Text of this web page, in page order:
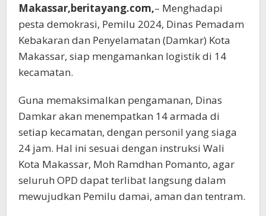
Makassar,beritayang.com,– Menghadapi
pesta demokrasi, Pemilu 2024, Dinas Pemadam
Kebakaran dan Penyelamatan (Damkar) Kota
Makassar, siap mengamankan logistik di 14
kecamatan.
Guna memaksimalkan pengamanan, Dinas
Damkar akan menempatkan 14 armada di
setiap kecamatan, dengan personil yang siaga
24 jam. Hal ini sesuai dengan instruksi Wali
Kota Makassar, Moh Ramdhan Pomanto, agar
seluruh OPD dapat terlibat langsung dalam
mewujudkan Pemilu damai, aman dan tentram.